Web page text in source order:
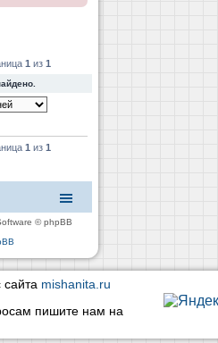
1 из1
1 из1
© phpBB
сайта mishanita.ru
пишите нам на